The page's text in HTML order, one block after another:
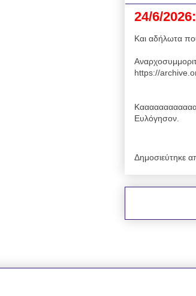
24/6/
Και αδήλωτα
https://
Ευλόγησον.
Δημοσιεύτηκε